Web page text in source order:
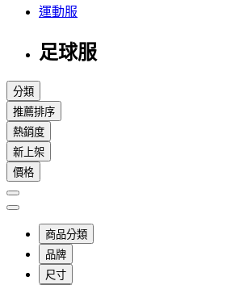
運動服
足球服
分類
推薦排序
熱銷度
新上架
價格
商品分類
品牌
尺寸